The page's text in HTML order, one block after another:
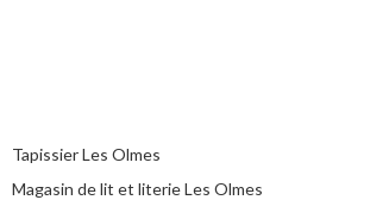
Tapissier Les Olmes
Magasin de lit et literie Les Olmes